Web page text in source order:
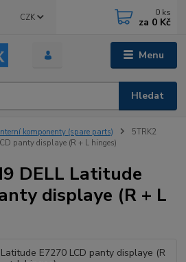
Menu
CZK
Hledat
0 ks
za 0 Kč
komponenty (spare parts)
5TRK2
panty displaye (R + L hinges)
DELL Latitude
displaye (R + L